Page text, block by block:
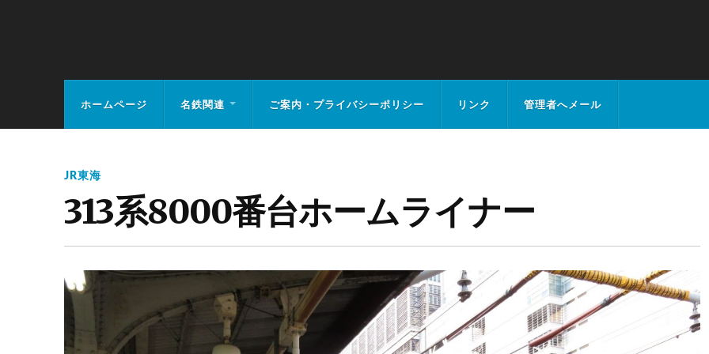
ホームページ 名鉄関連 ご案内・プライバシーポリシー リンク 管理者へメール
JR東海
313系8000番台ホームライナー